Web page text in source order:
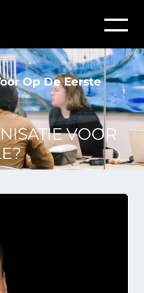
VOOR
Op De Eerste